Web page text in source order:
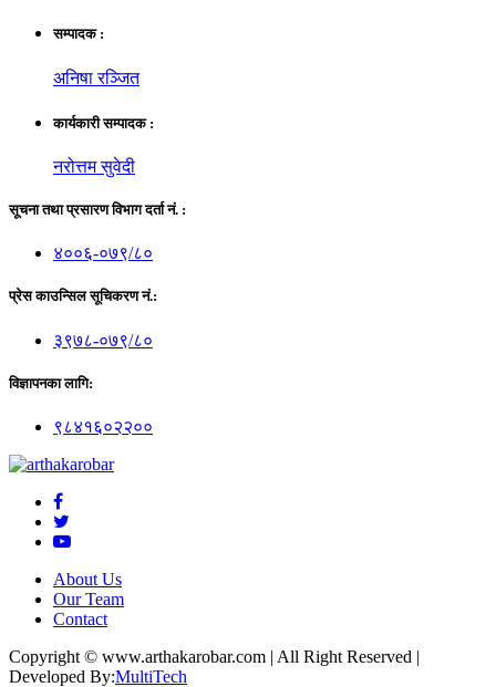
सम्पादक :
अनिषा रञ्जित
कार्यकारी सम्पादक :
नरोत्तम सुवेदी
सूचना तथा प्रसारण विभाग दर्ता नं. :
४००६-०७९/८०
प्रेस काउन्सिल सूचिकरण नं.:
३९७८-०७९/८०
विज्ञापनका लागि:
९८४१६०२२००
About Us
Our Team
Contact
Copyright © www.arthakarobar.com | All Right Reserved |
Developed By:MultiTech